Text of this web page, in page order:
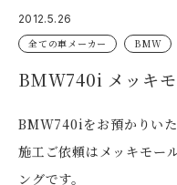
2012.5.26
全ての車メーカー
BMW
BMW740i メッキモ
BMW740iをお預かりいた
施工ご依頼はメッキモー
ングです。